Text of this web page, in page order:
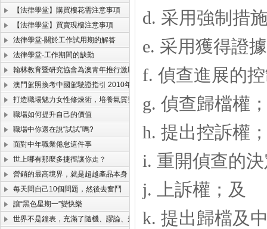
【法律學堂】購買樓花需注意事項
【法律學堂】買賣現樓注意事項
法律學堂-關於工作試用期的解答
法律學堂-工作期間的缺勤
翰林教育暨研究協會為澳青年推行激勵工作營
澳門駕照換考中國駕駛證指引 2010年版(珠海北山考試版)
打造職場魅力女性修煉術，培養氣質要會打扮
職場如何提升自己的價值
職場中你還在說“試試”嗎?
面對中年職業倦怠這件事
世上哪有那麼多捷徑讓你走？
營銷的最高境界，就是超越產品本身！
每天問自己10個問題，然後去奮鬥
讓“黑色星期一”變快樂
世界不是鐘表，充滿了隨機、謬論、規律和定律
d. 采用強制措
e. 采用獲得證
f. 偵查進展的
g. 偵查歸檔權
h. 提出控訴權
i. 重開偵查的
j.
上訴權；及
k. 提出歸檔及